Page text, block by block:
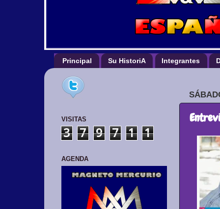
Principal Su HistoriA Integrantes
VISITAS
3 7 9 7 1 1
AGENDA